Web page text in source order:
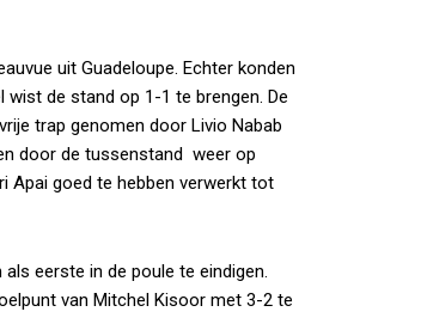
uit Guadeloupe. Echter konden
wist de stand op 1-1 te brengen. De
trap genomen door Livio Nabab
door de tussenstand weer op
Apai goed te hebben verwerkt tot
eerste in de poule te eindigen.
van Mitchel Kisoor met 3-2 te